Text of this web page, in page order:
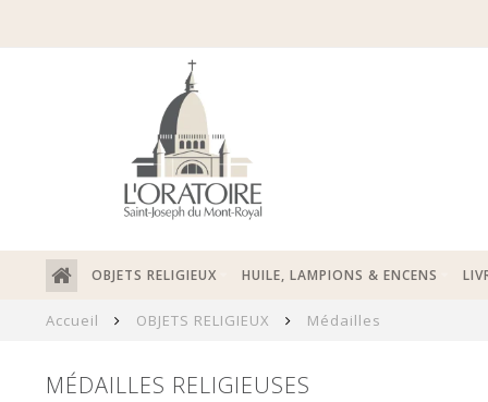
OBJETS RELIGIEUX HUILE, LAMPIONS & ENCENS
Accueil OBJETS RELIGIEUX Médailles
MÉDAILLES RELIGIEUSES